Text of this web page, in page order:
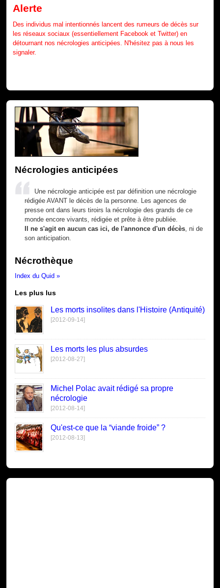
Alerte
Des individus mal intentionnés lancent des rumeurs de décès sur
les réseaux sociaux (essentiellement Facebook et Twitter) en
détournant nos nécrologies anticipées. N'hésitez pas à nous les
signaler.
Nécrologies anticipées
Une nécrologie anticipée est par définition une nécrologie
rédigée AVANT le décès de la personne. Les agences de
presse ont dans leurs tiroirs la nécrologie des grands de ce
monde encore vivants, rédigée et prête à être publiée.
Il ne s'agit en aucun cas ici, de l'annonce d'un décès , ni de
son anticipation.
Nécrothèque
Index du Quid »
Les plus lus
Les morts insolites dans l'Histoire (Antiquité)
[2012-09-14]
Les morts les plus absurdes
[2012-08-27]
Michel Polac avait rédigé sa propre
nécrologie
[2012-08-14]
Qu'est-ce que la “viande froide” ?
[2012-08-13]